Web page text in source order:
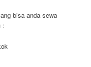
bisa anda sewa
: